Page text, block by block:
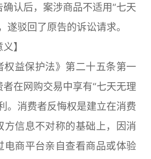
认后，案涉商品不适用“七天
遂驳回了原告的诉讼请求。
】
益保护法》第二十五条第一
在网购交易中享有“七天无理
。消费者反悔权是建立在消费
方信息不对称的基础上，因消
电商平台亲自查看商品或体验